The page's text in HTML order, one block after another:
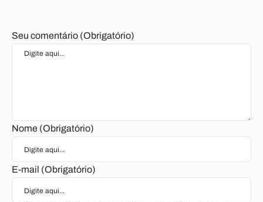
Seu comentário (Obrigatório)
Nome (Obrigatório)
E-mail (Obrigatório)